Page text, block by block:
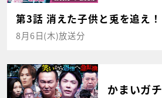
第3話 消えた子供と兎を追え！
8月6日(木)放送分
かまいガチ